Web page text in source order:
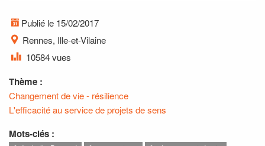
Publié le 15/02/2017
Rennes, Ille-et-Vilaine
10584 vues
Thème :
Changement de vie - résilience
L'efficacité au service de projets de sens
Mots-clés :